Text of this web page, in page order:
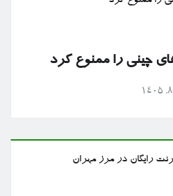
چینی را ممنوع کرد